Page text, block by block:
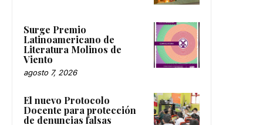
Surge Premio
Latinoamericano de
Literatura Molinos de
Viento
agosto 7, 2026
El nuevo Protocolo
Docente para protección
de denuncias falsas